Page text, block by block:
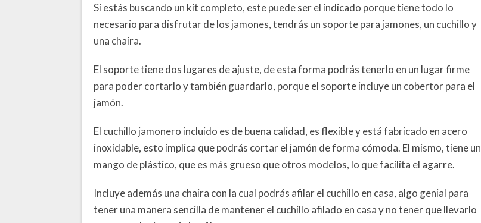
Si estás buscando un kit completo, este puede ser el indicado porque tiene todo lo
necesario para disfrutar de los jamones, tendrás un soporte para jamones, un cuchillo y
una chaira.
El soporte tiene dos lugares de ajuste, de esta forma podrás tenerlo en un lugar firme
para poder cortarlo y también guardarlo, porque el soporte incluye un cobertor para el
jamón.
El cuchillo jamonero incluido es de buena calidad, es flexible y está fabricado en acero
inoxidable, esto implica que podrás cortar el jamón de forma cómoda. El mismo, tiene un
mango de plástico, que es más grueso que otros modelos, lo que facilita el agarre.
Incluye además una chaira con la cual podrás afilar el cuchillo en casa, algo genial para
tener una manera sencilla de mantener el cuchillo afilado en casa y no tener que llevarlo